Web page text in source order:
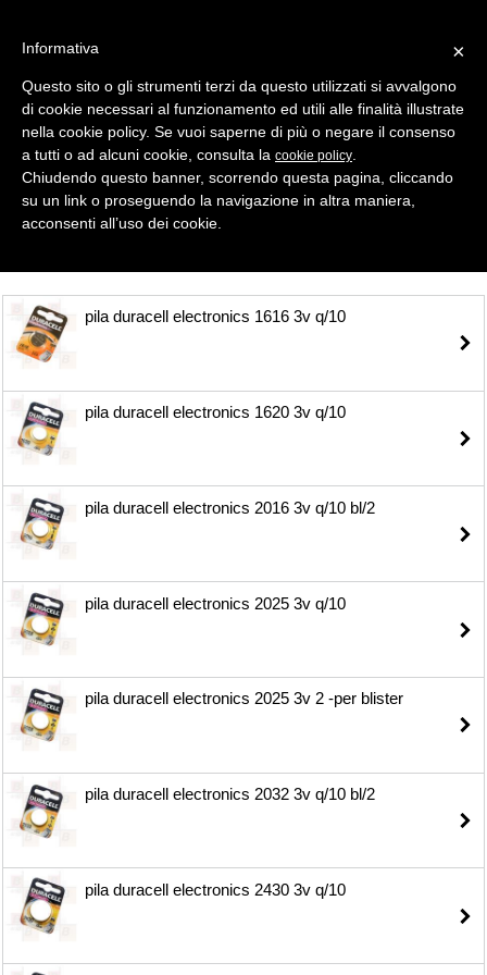
Selezione
PILE > DURACELL LITIO
pila duracell electronics 1616 3v q/10
pila duracell electronics 1620 3v q/10
pila duracell electronics 2016 3v q/10 bl/2
pila duracell electronics 2025 3v q/10
pila duracell electronics 2025 3v 2 -per blister
pila duracell electronics 2032 3v q/10 bl/2
pila duracell electronics 2430 3v q/10
×
Informativa
Questo sito o gli strumenti terzi da questo utilizzati si avvalgono
di cookie necessari al funzionamento ed utili alle finalità illustrate
nella cookie policy. Se vuoi saperne di più o negare il consenso
a tutti o ad alcuni cookie, consulta la cookie policy
Chiudendo questo banner, scorrendo questa pagina, cliccando
su un link o proseguendo la navigazione in altra maniera,
acconsenti all’uso dei cookie.